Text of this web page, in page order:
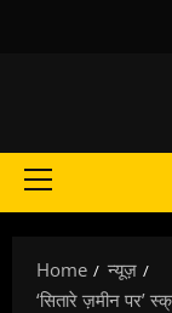
Primary
Home
न्यूज़
‘सितारे ज़मीन पर’